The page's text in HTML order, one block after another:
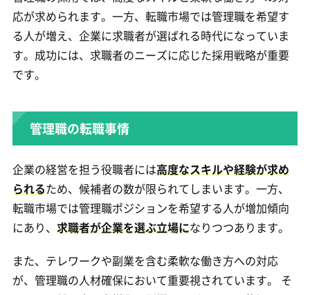
応が求められます。一方、転職市場では管理職を希望す
る人が増え、企業に求職者が選ばれる時代になっていま
す。成功には、求職者のニーズに応じた採用戦略が重要
です。
管理職の転職事情
企業の経営を担う役職者には高度なスキルや経験が求め
られるため、候補者の数が限られてしまいます。一方、
転職市場では管理職ポジションを希望する人が増加傾向
にあり、 求職者が企業を選ぶ立場になりつつあります。
また、テレワークや副業を含む柔軟な働き方への対応
が、管理職の人材確保において重要視されています。 そ